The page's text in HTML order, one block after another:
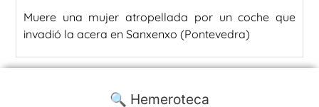
Muere una mujer atropellada por un coche que
invadió la acera en Sanxenxo (Pontevedra)
🔍 Hemeroteca